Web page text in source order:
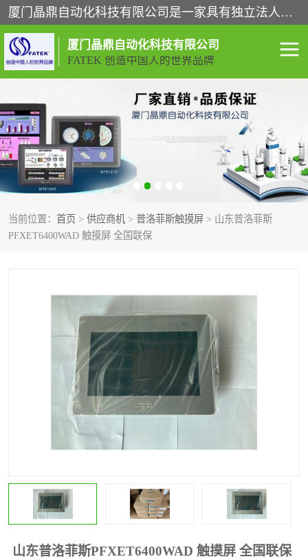
厦门晶鼎自动化科技有限公司是一家具有独立法人资格的高新技术企业；代理销售的产品有台湾威纶触摸屏，魏德米勒全系列，永宏触摸屏,威纶触摸屏,台湾威纶weinview触摸屏,台湾永宏PLC，FATEK,永宏伺服,图儿克总线，施耐德，欧姆龙，西门子，富士变频，K&N蓝系列， BUSSMANN，松下变频器，丹佛斯变频器等。
厦门晶鼎自动化科技有限公司
FATEK 创造中国人的世界品牌
当前位置： 首页 > 供应商机 > 普洛菲斯触摸屏 > 山东普洛菲斯
PFXET6400WAD 触摸屏 全国联保
山东普洛菲斯PFXET6400WAD 触摸屏 全国联保
闽台永宏PLC WEINVIEW闽台威纶触摸
正弦变频器正弦伺服 魏德米勒接线端子
ABB电流开关 魏德米勒电源
丹佛斯变频器 MOXA通讯模块
其他
安士能开关
普洛菲斯触摸屏
魏德米勒继电器 施迈赛限位开关